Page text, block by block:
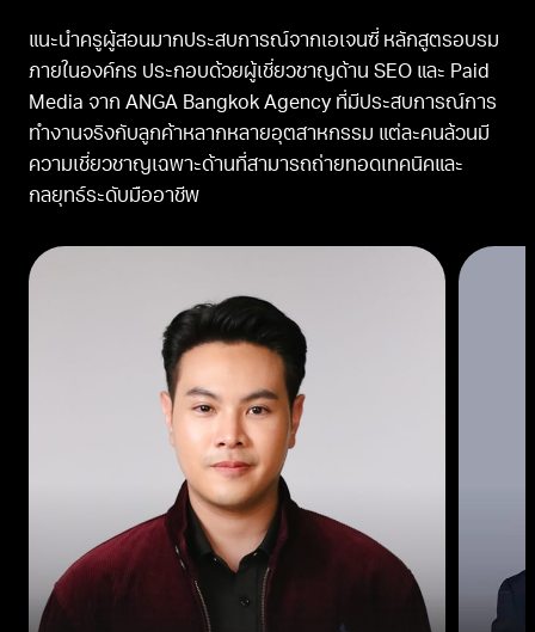
แนะนำครูผู้สอนมากประสบการณ์จากเอเจนซี่ หลักสูตรอบรม
ภายในองค์กร ประกอบด้วยผู้เชี่ยวชาญด้าน SEO และ Paid
Media จาก ANGA Bangkok Agency ที่มีประสบการณ์การ
ทำงานจริงกับลูกค้าหลากหลายอุตสาหกรรม แต่ละคนล้วนมี
ความเชี่ยวชาญเฉพาะด้านที่สามารถถ่ายทอดเทคนิคและ
กลยุทธ์ระดับมืออาชีพ